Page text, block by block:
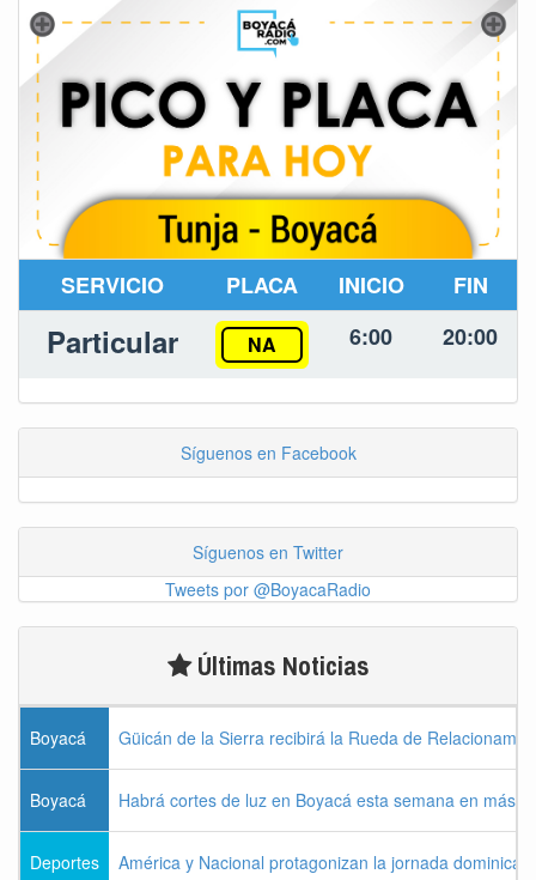
SERVICIO PLACA INICIO FIN
Particular NA 6:00 20:00
Síguenos en Facebook
Síguenos en Twitter
Tweets por @BoyacaRadio
Últimas Noticias
Boyacá Güicán de la Sierra recibirá la Rueda de
Boyacá Habrá cortes de luz en Boyacá esta semana en más
Deportes América y Nacional protagonizan la jornada dominical